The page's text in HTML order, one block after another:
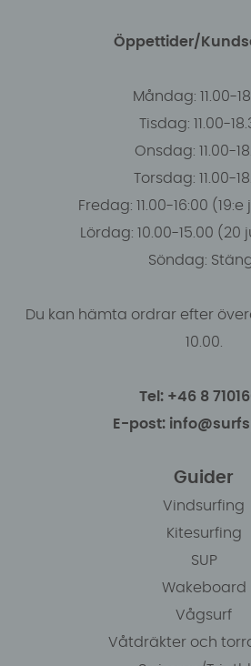
Öppettider/
Måndag: 11.00-
Tisdag: 11.00-
Onsdag: 11.00-
Torsdag: 11.00-
Fredag: 11.00-16:00
Lördag: 10.00-15.00
Söndag:
Du kan hämta ordrar efter
10.00.
Tel: +46 8
E-post:
Guider
Vindsurfing
Kitesurfing
SUP
Wakeboard
Vågsurf
Våtdräkter och